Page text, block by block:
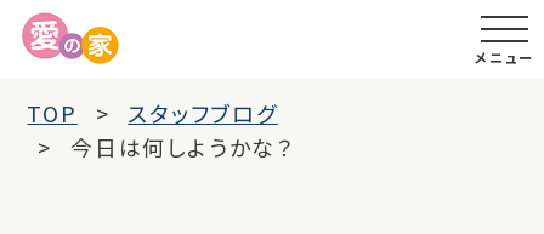
メニュー
TOP
スタッフブログ
今日は何しようかな？